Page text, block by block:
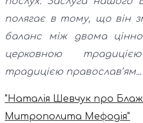
полягає в тому, що він
баланс між двома
церковною
традицією
"Наталія Шевчук про
Митрополита Мефодія"